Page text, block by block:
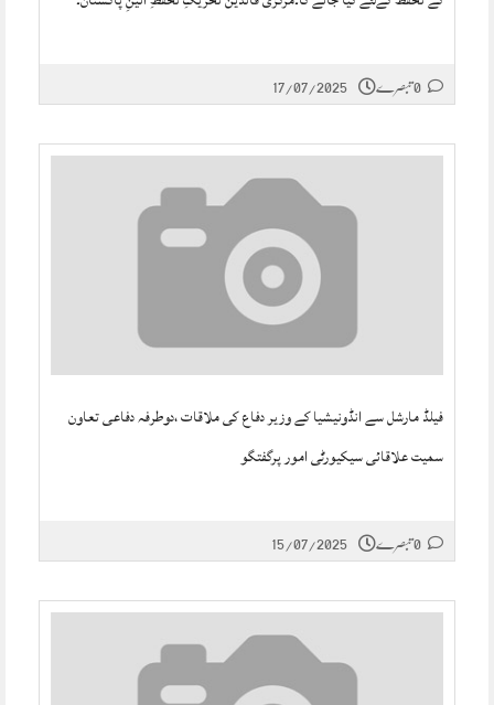
17/07/2025
فیلڈ مارشل سے انڈونیشیا کے وزیر دفاع کی ملاقات ،دوطرفہ دفاعی تعاون
سمیت علاقائی سیکیورٹی امور پرگفتگو
15/07/2025